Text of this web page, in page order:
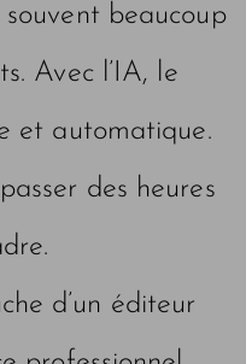
beaucoup
Avec l’IA, le
et automatique.
des heures
d’un éditeur